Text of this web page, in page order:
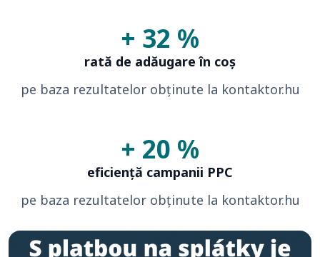
+ 32 %
rată de adăugare în coș
pe baza rezultatelor obținute la kontaktor.hu
+ 20 %
eficiență campanii PPC
pe baza rezultatelor obținute la kontaktor.hu